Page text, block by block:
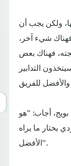
ولكن يجب أن
شيء آخر،
فهناك بعض
التدابير
أجاب: "هو
يختار ما يراه
الأفضل".